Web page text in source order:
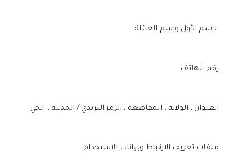
الاسم الأول واسم العائلة
رقم الهاتف
العنوان ، الولاية ، المقاطعة ، الرمز البريدي / المدينة ، الحي
ملفات تعريف الارتباط وبيانات الاستخدام